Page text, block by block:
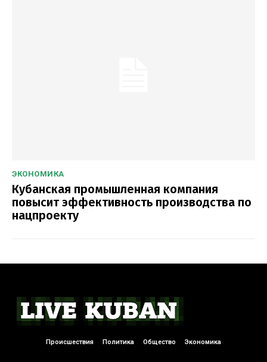
ЭКОНОМИКА
Кубанская промышленная компания
повысит эффективность производства по
нацпроекту
Происшествия Политика Общество Экономика